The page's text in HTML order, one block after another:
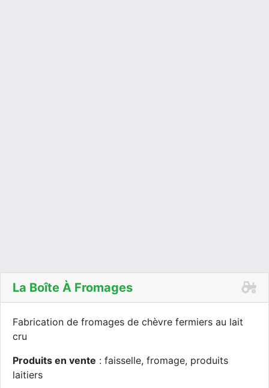
La Boîte À Fromages
Fabrication de fromages de chèvre fermiers au lait
cru
Produits en vente : faisselle, fromage, produits
laitiers